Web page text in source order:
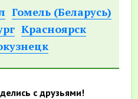
Гомель (Беларусь)
Красноярск
с друзьями!